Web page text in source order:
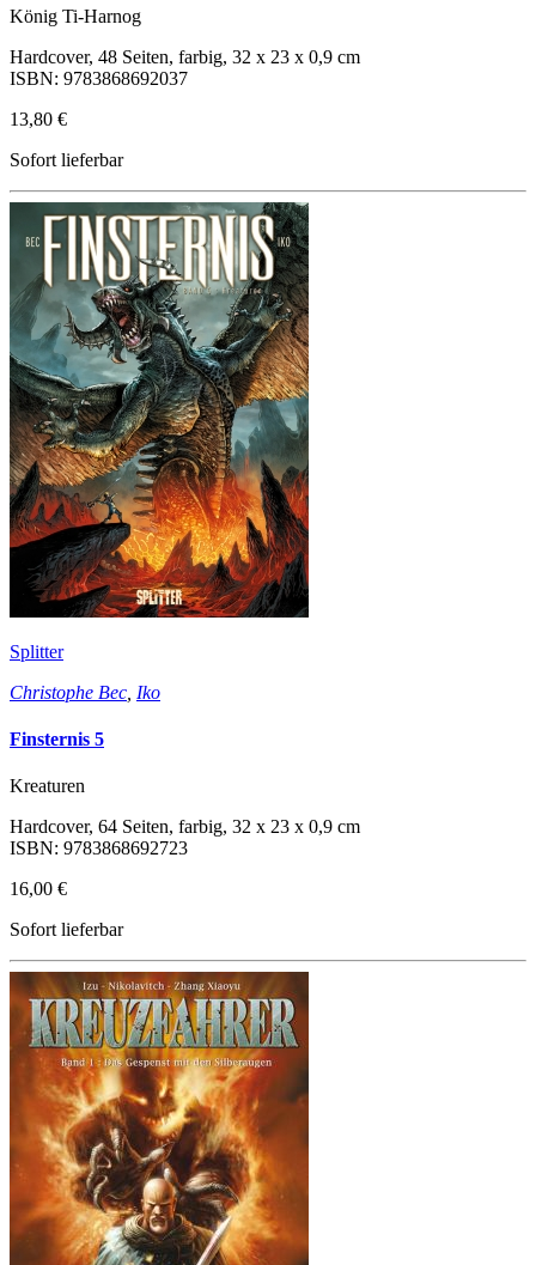
König Ti-Harnog
Hardcover, 48 Seiten, farbig, 32 x 23 x 0,9 cm
ISBN: 9783868692037
13,80 €
Sofort lieferbar
Splitter
Christophe Bec Iko
Finsternis 5
Kreaturen
Hardcover, 64 Seiten, farbig, 32 x 23 x 0,9 cm
ISBN: 9783868692723
16,00 €
Sofort lieferbar